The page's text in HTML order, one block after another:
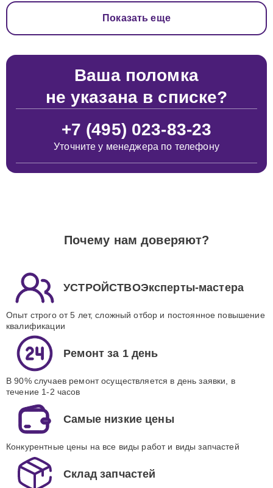
Показать еще
Ваша поломка
не указана в списке?
+7 (495) 023-83-23
Уточните у менеджера по телефону
Почему нам доверяют?
УСТРОЙСТВОЭксперты-мастера
Опыт строго от 5 лет, сложный отбор и постоянное повышение
квалификации
Ремонт за 1 день
В 90% случаев ремонт осуществляется в день заявки, в
течение 1-2 часов
Самые низкие цены
Конкурентные цены на все виды работ и виды запчастей
Склад запчастей